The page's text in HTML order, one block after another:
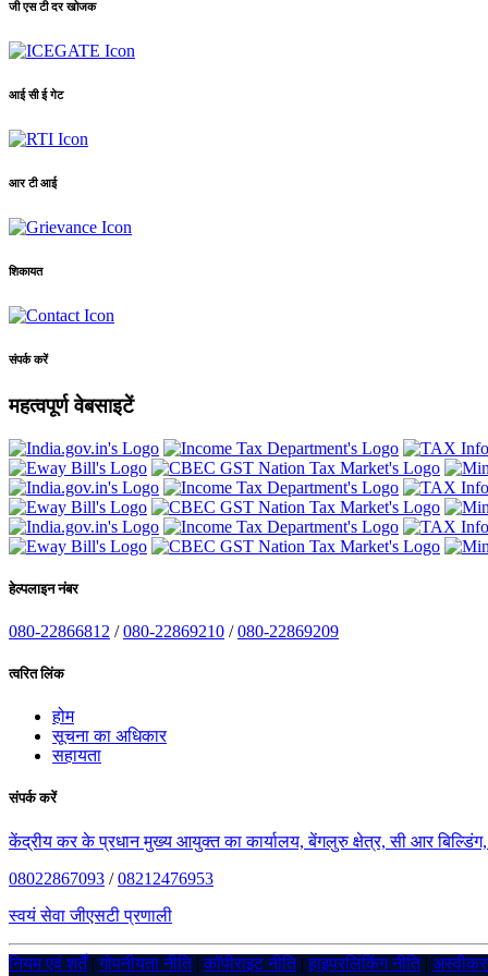
जी एस टी दर खोजक
आई सी ई गेट
आर टी आई
शिकायत
संपर्क करें
महत्वपूर्ण वेबसाइटें
हेल्पलाइन नंबर
080-22866812 /080-22869210 /080-22869209
त्वरित लिंक
होम
सूचना का अधिकार
सहायता
संपर्क करें
केंद्रीय कर के प्रधान मुख्य आयुक्त का कार्यालय, बेंगलुरु क्षेत्र, सी आर
08022867093 /08212476953
स्वयं सेवा जीएसटी प्रणाली
नियम एवं शर्तें|गोपनीयता नीति|कॉपीराइट नीति|हाइपरलिंकिंग नीति|